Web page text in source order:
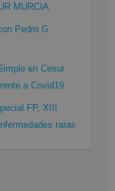
MURCIA
Pedro G.
en Cesur
a Covid19
FP, XIII
raras